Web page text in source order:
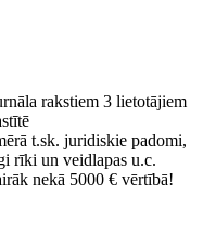
rakstiem 3 lietotājiem
t.sk. juridiskie padomi,
rīki un veidlapas u.c.
nekā 5000 € vērtībā!